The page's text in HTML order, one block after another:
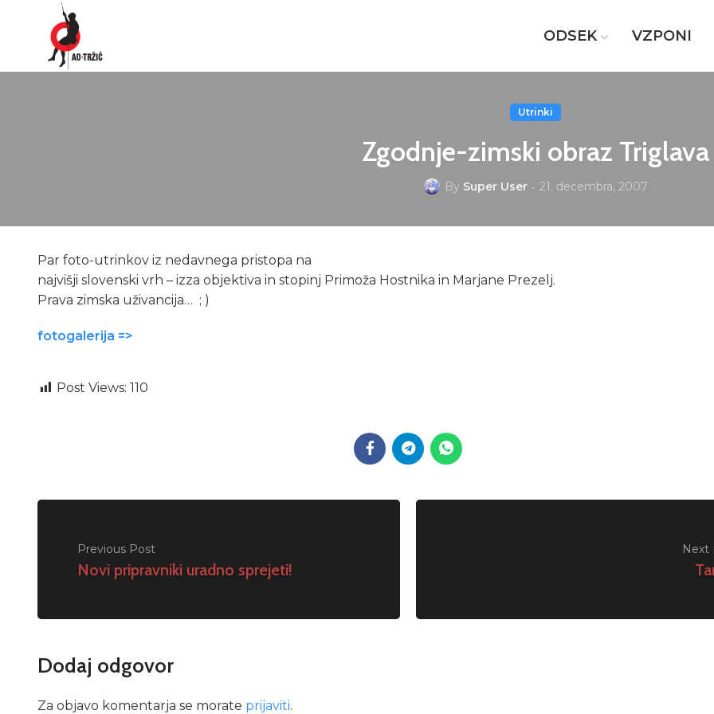
ODSEK VZPONI
Utrinki
Zgodnje-zimski obraz Triglava
By Super User 21. decembra, 2007
Par foto-utrinkov iz nedavnega pristopa na
najvišji slovenski vrh – izza objektiva in stopinj Primoža Hostnika in Marjane Prezelj.
Prava zimska uživancija… ; )
fotogalerija =>
Post Views: 110
Previous Post
Novi pripravniki uradno sprejeti!
Next
Dodaj odgovor
Za objavo komentarja se morate prijaviti.